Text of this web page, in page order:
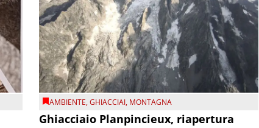
AMBIENTE,GHIACCIAI, MONTAGNA
Ghiacciaio Planpincieux, riapertura